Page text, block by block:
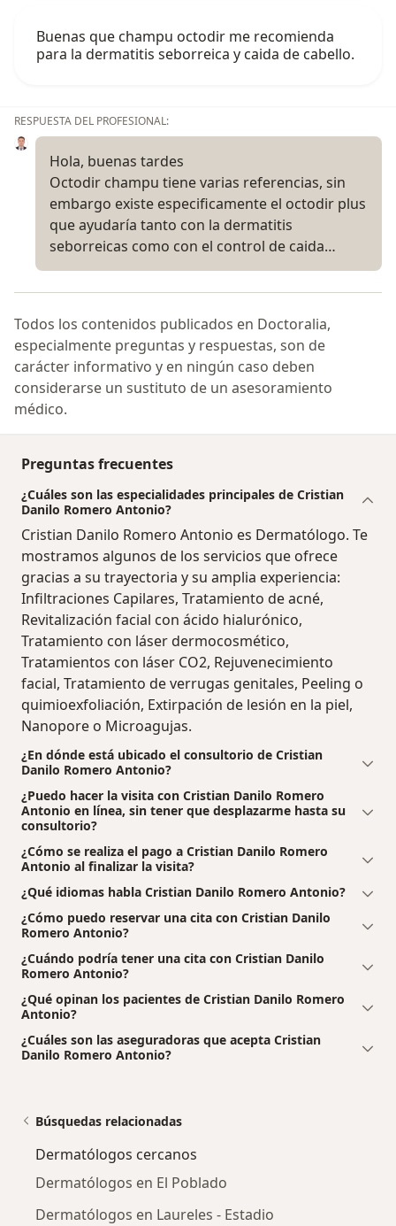
Buenas que champu octodir me recomienda
para la dermatitis seborreica y caida de cabello.
RESPUESTA DEL PROFESIONAL:
Hola, buenas tardes
Octodir champu tiene varias referencias, sin
embargo existe especificamente el octodir plus
que ayudaría tanto con la dermatitis
seborreicas como con el control de caida…
Todos los contenidos publicados en Doctoralia,
especialmente preguntas y respuestas, son de
carácter informativo y en ningún caso deben
considerarse un sustituto de un asesoramiento
médico.
Preguntas frecuentes
¿Cuáles son las especialidades principales de Cristian
Danilo Romero Antonio?
Cristian Danilo Romero Antonio es Dermatólogo. Te
mostramos algunos de los servicios que ofrece
gracias a su trayectoria y su amplia experiencia:
Infiltraciones Capilares, Tratamiento de acné,
Revitalización facial con ácido hialurónico,
Tratamiento con láser dermocosmético,
Tratamientos con láser CO2, Rejuvenecimiento
facial, Tratamiento de verrugas genitales, Peeling o
quimioexfoliación, Extirpación de lesión en la piel,
Nanopore o Microagujas.
¿En dónde está ubicado el consultorio de Cristian
Danilo Romero Antonio?
¿Puedo hacer la visita con Cristian Danilo Romero
Antonio en línea, sin tener que desplazarme hasta su
consultorio?
¿Cómo se realiza el pago a Cristian Danilo Romero
Antonio al finalizar la visita?
¿Qué idiomas habla Cristian Danilo Romero Antonio?
¿Cómo puedo reservar una cita con Cristian Danilo
Romero Antonio?
¿Cuándo podría tener una cita con Cristian Danilo
Romero Antonio?
¿Qué opinan los pacientes de Cristian Danilo Romero
Antonio?
¿Cuáles son las aseguradoras que acepta Cristian
Danilo Romero Antonio?
Búsquedas relacionadas
Dermatólogos cercanos
Dermatólogos en El Poblado
Dermatólogos en Laureles - Estadio